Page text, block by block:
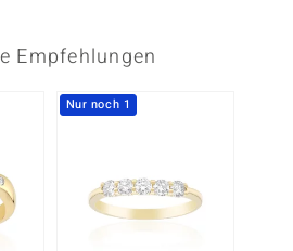
Empfehlungen
Nur noch 1